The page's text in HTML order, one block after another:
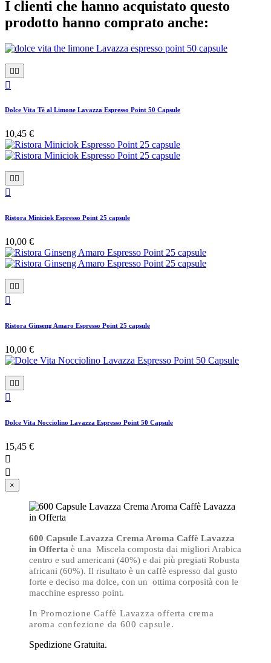
I clienti che hanno acquistato questo
prodotto hanno comprato anche:


Dolce Vita Tè al Limone Lavazza Espresso Point 50 Capsule
10,45 €
 

Ristora Miniciok Espresso Point 25 capsule
10,00 €
 

Ristora Ginseng Amaro Espresso Point 25 capsule
10,00 €
 

Dolce Vita Nocciolino Lavazza Espresso Point 50 Capsule
15,45 €


×
600 Capsule Lavazza Crema Aroma Caffè Lavazza
in Offerta è una Miscela composta dai migliori Arabica
centro e sud americani (40%) e dai più pregiati Robusta
africani (60%). Il risultato è un caffè espresso dal gusto
forte e deciso ma dolce, con un ottima corposità con le
macchine espresso point.
In Promozione Caffè Lavazza offerta crema
aroma confezione da 600 capsule.
Spedizione Gratuita.